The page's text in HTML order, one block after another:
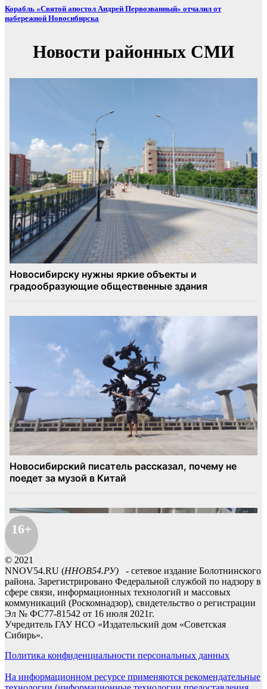
Корабль «Святой апостол Андрей Первозванный» отчалил от
набережной Новосибирска
16+
© 2021
NNOV54.RU (ННОВ54.РУ) - сетевое издание Болотнинского
района. Зарегистрировано Федеральной службой по надзору в
сфере связи, информационных технологий и массовых
коммуникаций (Роскомнадзор), свидетельство о регистрации
Эл № ФС77-81542 от 16 июля 2021г.
Учредитель ГАУ НСО «Издательский дом «Советская
Сибирь».
Политика конфиденциальности персональных данных
На информационном ресурсе применяются рекомендательные